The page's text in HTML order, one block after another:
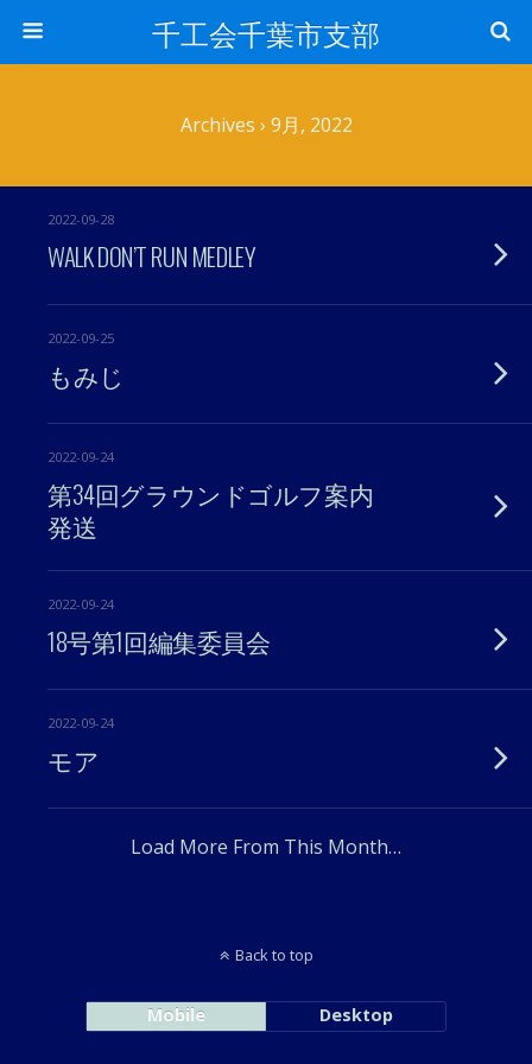
千工会千葉市支部
Archives › 9月, 2022
2022-09-28
WALK DON’T RUN MEDLEY
2022-09-25
もみじ
2022-09-24
第34回グラウンドゴルフ案内
発送
2022-09-24
18号第1回編集委員会
2022-09-24
モア
Load More From This Month…
Back to top
Mobile Desktop